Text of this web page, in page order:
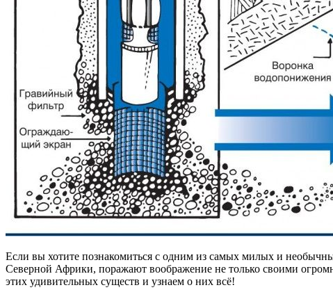
Если вы хотите познакомиться с одним из самых милых и
Северной Африки, поражают воображение не только своими
этих удивительных существ и узнаем о них всё!